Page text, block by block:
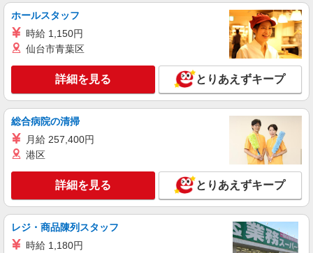
ヶ月 月給25万円以上 ※経験・能力による 【試用
期間】月給 260000 円 〜 322000 円
■ワイモバイル田町店 東京都港区芝5丁目33‐
キープ 詳細を見る
正社員
ソフトバンク新橋店
ソフトバンクショップの携帯販売スタッフ
月給 237,478円 〜 302,366円 固定残業代:
30,651円 〜 39,026円（20時間相当） ＊時間外手
として支給し、相当時間を超える時間外労働分は
法定どおり追加で支給します。 試用期間あり 3ヶ
月 ※経験・能力による 【試用期間】月給 237478
■ソフトバンク新橋店 東京都 港区 西新橋1丁
目 15‐5 内幸町ケイズビル1F
キープ 詳細を見る
正社員
ホールスタッフ
時給 1,150円
仙台市青葉区
詳細を見る とりあえずキープ
総合病院の清掃
月給 257,400円
港区
詳細を見る とりあえずキープ
レジ・商品陳列スタッフ
時給 1,180円